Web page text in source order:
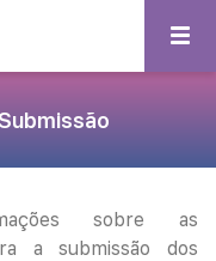
sobre as
a submissão dos